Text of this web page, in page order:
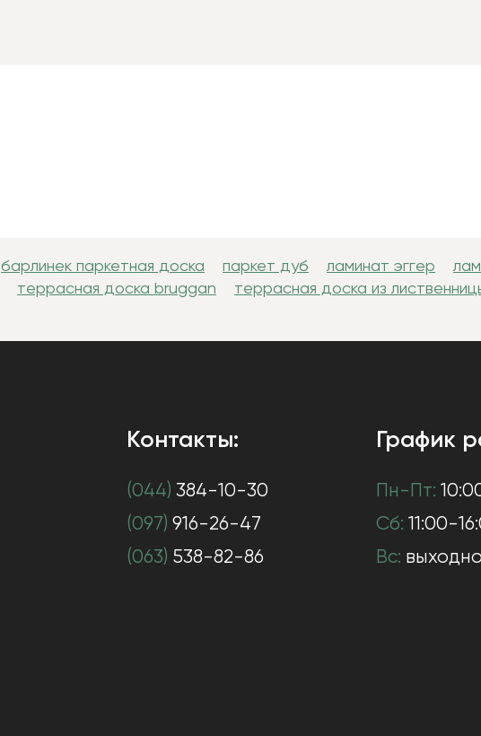
барлинек паркетная доска паркет дуб ламинат эггер
террасная доска bruggan террасная доска из
Контакты:
(044) 384-10-30
(097) 916-26-47
(063) 538-82-86
График
Пн-Пт:
Сб: 11:00-
Вс: